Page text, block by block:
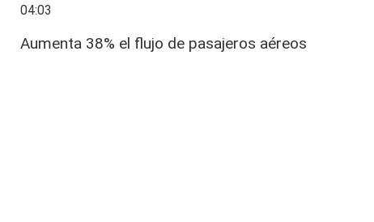
04:03
Aumenta 38% el flujo de pasajeros aéreos